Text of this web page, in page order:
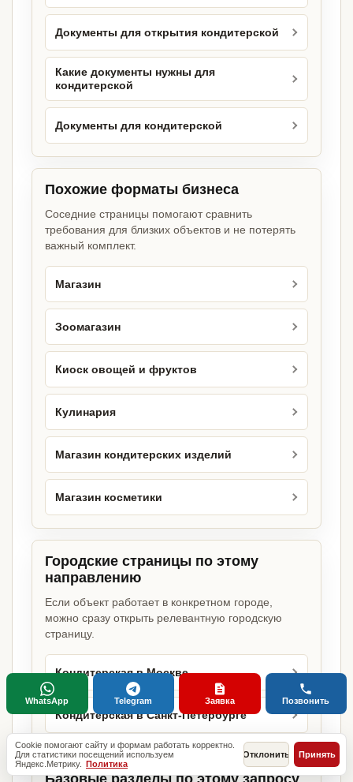
Документы для открытия кондитерской
Какие документы нужны для
кондитерской
Документы для кондитерской
Похожие форматы бизнеса
Соседние страницы помогают сравнить
требования для близких объектов и не потерять
важный комплект.
Магазин
Зоомагазин
Киоск овощей и фруктов
Кулинария
Магазин кондитерских изделий
Магазин косметики
Городские страницы по этому
направлению
Если объект работает в конкретном городе,
можно сразу открыть релевантную городскую
страницу.
Кондитерская в Москве
Кондитерская в Санкт-Петербурге
Cookie помогают сайту и формам работать корректно.
Для статистики посещений используем
Яндекс.Метрику. Политика
Отклонить Принять
WhatsApp Telegram Заявка Позвонить